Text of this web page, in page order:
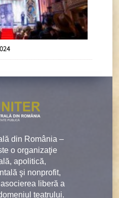
din România –
o organizaţie
apolitică,
şi nonprofit,
liberă a
teatrului.